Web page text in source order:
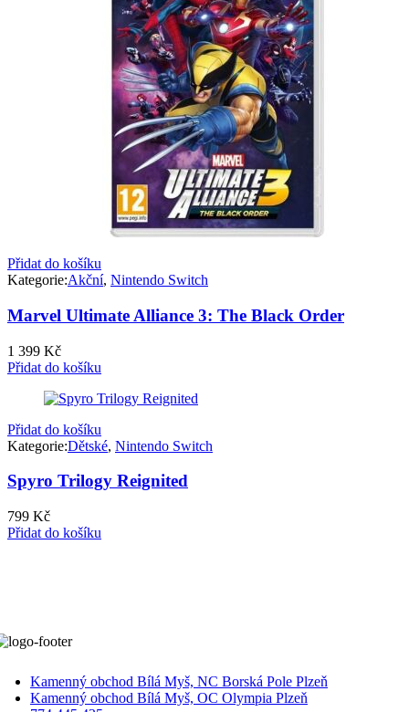
Přidat do košíku
Kategorie:Akční, Nintendo Switch
Marvel Ultimate Alliance 3: The Black Order
1 399 Kč
Přidat do košíku
Přidat do košíku
Kategorie:Dětské, Nintendo Switch
Spyro Trilogy Reignited
799 Kč
Přidat do košíku
Kamenný obchod Bílá Myš, NC Borská Pole Plzeň
Kamenný obchod Bílá Myš, OC Olympia Plzeň